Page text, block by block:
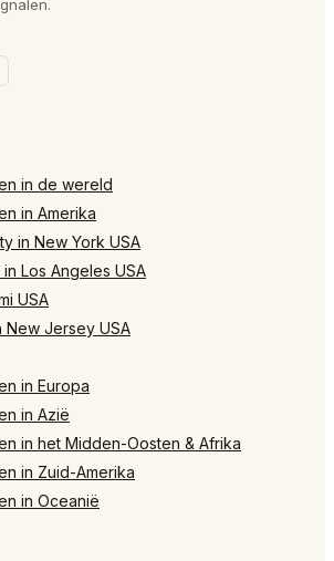
in de wereld
in Amerika
in New York USA
Los Angeles USA
USA
New Jersey USA
in Europa
in Azië
in het Midden-Oosten & Afrika
in Zuid-Amerika
in Oceanië